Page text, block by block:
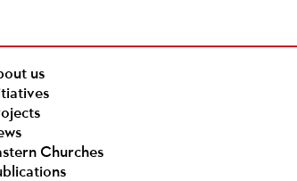
us
Churches